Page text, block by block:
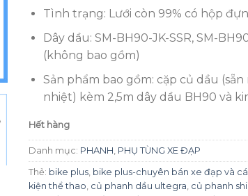
Tình trạng: Lưới còn 99% có hộp
Dây dầu: SM-BH90-JK-SSR, SM-
(không bao gồm)
Sản phẩm bao gồm: cặp củ dầu (sẵn
nhiệt) kèm 2,5m dây dầu BH90 và
Hết hàng
Danh mục: PHANH, PHỤ TÙNG XE ĐẠP
Thẻ: bike plus, bike plus-chuyên bán xe đạp và
kiện thể thao, củ phanh dầu ultegra, củ phanh